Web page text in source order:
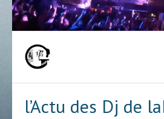
Skip
to
l’Actu des Dj de